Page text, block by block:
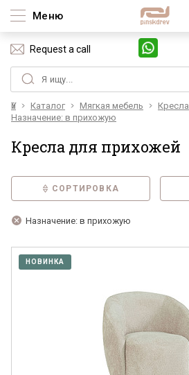
Меню
Request a call
Үй Каталог Мягкая мебель
Кресла
Назначение: в прихожую
Кресла для прихожей
СОРТИРОВКА
Назначение: в прихожую
НОВИНКА